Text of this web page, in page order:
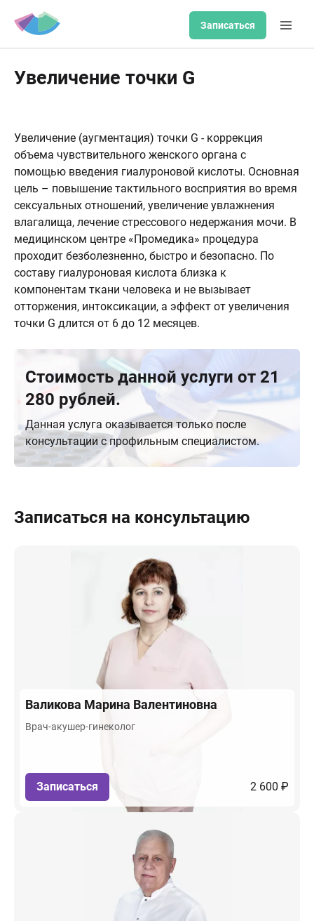
Записаться
Увеличение точки G
Увеличение (аугментация) точки G - коррекция
объема чувствительного женского органа с
помощью введения гиалуроновой кислоты. Основная
цель – повышение тактильного восприятия во время
сексуальных отношений, увеличение увлажнения
влагалища, лечение стрессового недержания мочи. В
медицинском центре «Промедика» процедура
проходит безболезненно, быстро и безопасно. По
составу гиалуроновая кислота близка к
компонентам ткани человека и не вызывает
отторжения, интоксикации, а эффект от увеличения
точки G длится от 6 до 12 месяцев.
Стоимость данной услуги от 21
280 рублей.
Данная услуга оказывается только после
консультации с профильным специалистом.
Записаться на консультацию
Валикова Марина Валентиновна
Врач-акушер-гинеколог
Записаться 2 600 ₽